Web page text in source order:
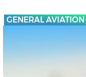
GENERAL AVIATION